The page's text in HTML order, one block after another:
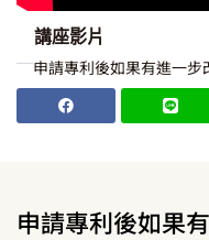
講座影片
申請專利後如果有進一
申請專利後如果